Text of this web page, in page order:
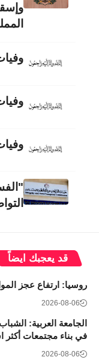
وفيات
وفيات
وفيات
قد يعجبك ايضاً
روسيا: ارتفاع عجز الموازنة إلى 72
2026-08-06
الجامعة العربية:
في بناء مجتمعات أكثر
2026-08-06